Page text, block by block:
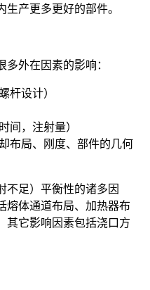
产更多更好的部件。
外在因素的影响：
杆设计）
间，注射量）
布局、刚度、部件的几何
不足）平衡性的诸多因
熔体通道布局、加热器布
其它影响因素包括浇口方